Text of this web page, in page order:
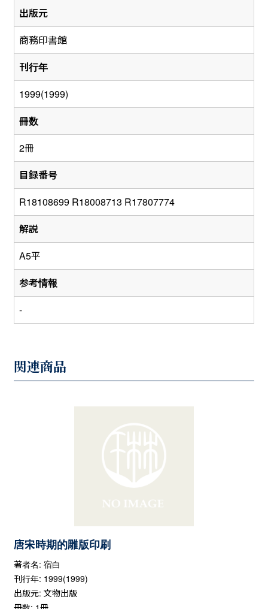
出版元
商務印書館
刊行年
1999(1999)
冊数
2冊
目録番号
R18108699 R18008713 R17807774
解説
A5平
参考情報
-
関連商品
唐宋時期的雕版印刷
著者名: 宿白
刊行年: 1999(1999)
出版元: 文物出版